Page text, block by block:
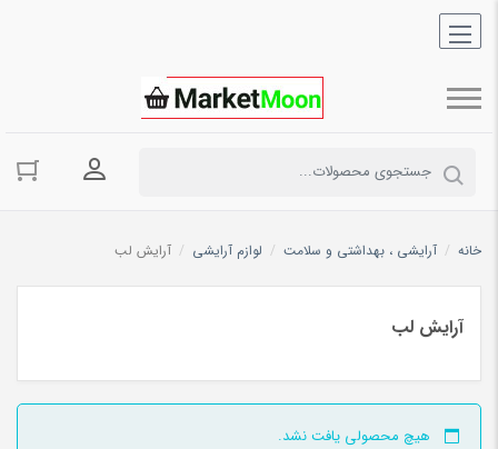
ورود به
خانه / آرایشی ، بهداشتی و سلامت / لوازم آرایشی / آرایش لب
آرایش لب
هیچ محصولی یافت نشد.